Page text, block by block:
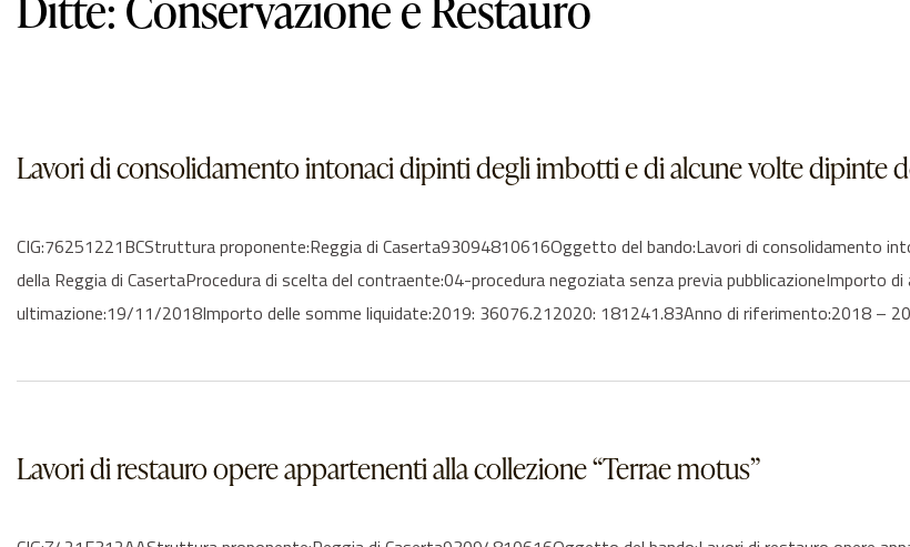
Lavori di consolidamento intonaci dipinti degli imbotti e di alcune volte dipinte
CIG:76251221BCStruttura proponente:Reggia di Caserta93094810616Oggetto del bando:Lavori di consolidamento
della Reggia di CasertaProcedura di scelta del contraente:04-procedura negoziata senza previa
ultimazione:19/11/2018Importo delle somme liquidate:2019: 36076.212020: 181241.83Anno di riferimento:2018 –
Lavori di restauro opere appartenenti alla collezione “Terrae motus”